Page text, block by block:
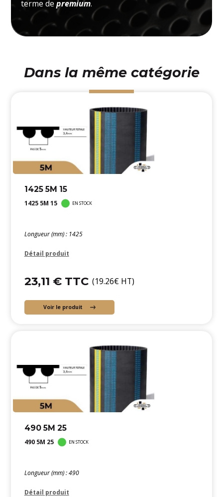
terme depremium.
Dans la même catégorie
1425 5M 15
1425 5M 15 EN STOCK
Longueur (mm) : 1425
Détail produit
23,11 € TTC (19.26€ HT)
Voir le produit
490 5M 25
490 5M 25 EN STOCK
Longueur (mm) : 490
Détail produit